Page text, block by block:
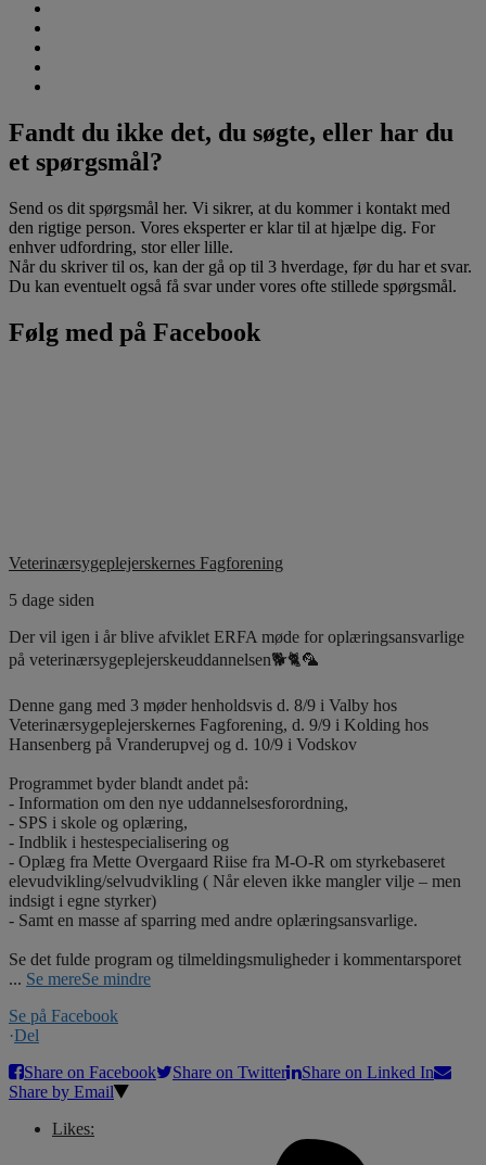
Fandt du ikke det, du søgte, eller har du
et spørgsmål?
Send os dit spørgsmål her. Vi sikrer, at du kommer i kontakt med
den rigtige person. Vores eksperter er klar til at hjælpe dig. For
enhver udfordring, stor eller lille.
Når du skriver til os, kan der gå op til 3 hverdage, før du har et svar.
Du kan eventuelt også få svar under vores ofte stillede spørgsmål.
Følg med på Facebook
Veterinærsygeplejerskernes Fagforening
5 dage siden
Der vil igen i år blive afviklet ERFA møde for oplæringsansvarlige
på veterinærsygeplejerskeuddannelsen🐕🐈🦜
Denne gang med 3 møder henholdsvis d. 8/9 i Valby hos
Veterinærsygeplejerskernes Fagforening, d. 9/9 i Kolding hos
Hansenberg på Vranderupvej og d. 10/9 i Vodskov
Programmet byder blandt andet på:
- Information om den nye uddannelsesforordning,
- SPS i skole og oplæring,
- Indblik i hestespecialisering og
- Oplæg fra Mette Overgaard Riise fra M-O-R om styrkebaseret
elevudvikling/selvudvikling ( Når eleven ikke mangler vilje – men
indsigt i egne styrker)
- Samt en masse af sparring med andre oplæringsansvarlige.
Se det fulde program og tilmeldingsmuligheder i kommentarsporet
... Se mereSe mindre
Se på Facebook
·Del
Share on Facebook
Share on Twitter
Share on Linked In
Share by Email
Likes: